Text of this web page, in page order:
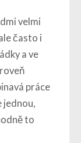
velmi
často i
a ve
práce
jednou,
to